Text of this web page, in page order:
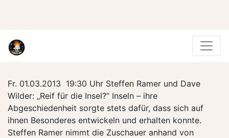
Fr. 01.03.2013 19:30 Uhr Steffen Ramer und Dave
Wilder: „Reif für die Insel?“ Inseln – ihre
Abgeschiedenheit sorgte stets dafür, dass sich auf
ihnen Besonderes entwickeln und erhalten konnte.
Steffen Ramer nimmt die Zuschauer anhand von